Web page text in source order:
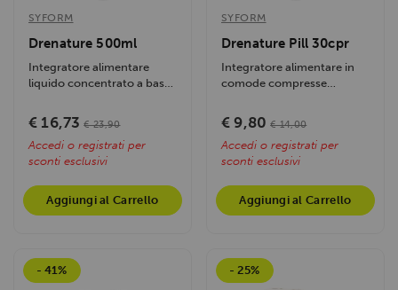
SYFORM
Drenature 500ml
Integratore alimentare
liquido concentrato a base
tintura madre...
€ 16,73 € 23,90
Accedi o registrati per
sconti esclusivi
Aggiungi al Carrello
SYFORM
Drenature Pill 30cpr
Integratore alimentare in
comode compresse
estratti vegetali...
€ 9,80 € 14,00
Accedi o registrati per
sconti esclusivi
Aggiungi al Carrello
- 41% - 25%